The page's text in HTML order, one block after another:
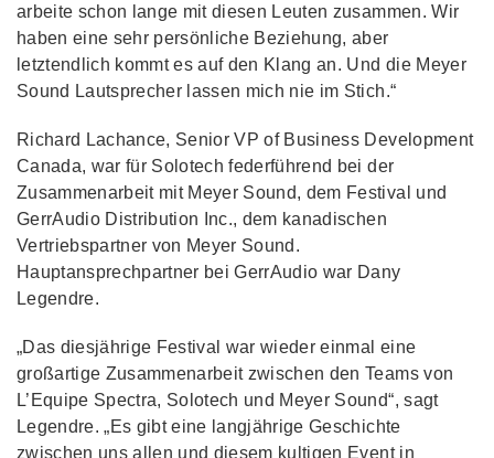
arbeite schon lange mit diesen Leuten zusammen. Wir
haben eine sehr persönliche Beziehung, aber
letztendlich kommt es auf den Klang an. Und die Meyer
Sound Lautsprecher lassen mich nie im Stich.“
Richard Lachance, Senior VP of Business Development
Canada, war für Solotech federführend bei der
Zusammenarbeit mit Meyer Sound, dem Festival und
GerrAudio Distribution Inc., dem kanadischen
Vertriebspartner von Meyer Sound.
Hauptansprechpartner bei GerrAudio war Dany
Legendre.
„Das diesjährige Festival war wieder einmal eine
großartige Zusammenarbeit zwischen den Teams von
L’Equipe Spectra, Solotech und Meyer Sound“, sagt
Legendre. „Es gibt eine langjährige Geschichte
zwischen uns allen und diesem kultigen Event in